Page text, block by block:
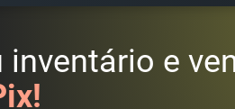
inventário e